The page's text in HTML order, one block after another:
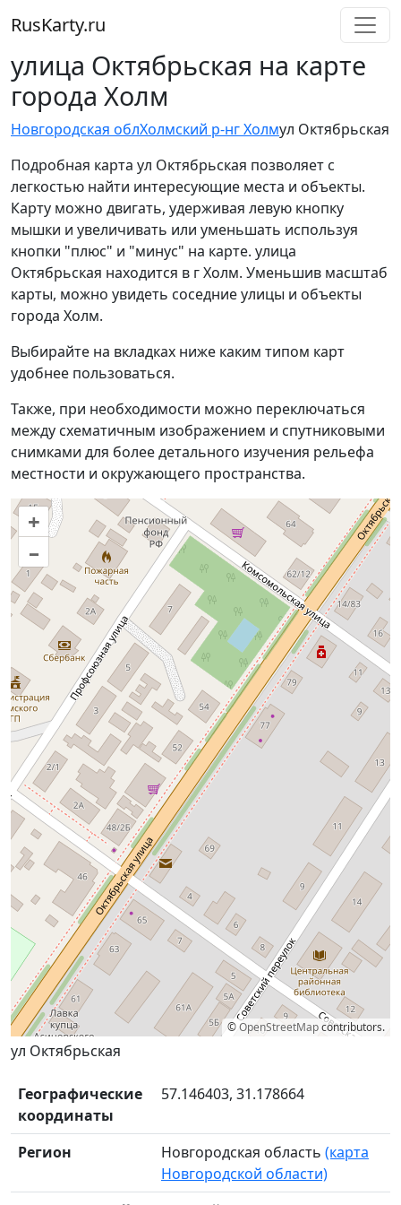
RusKarty.ru
улица Октябрьская на карте
города Холм
Новгородская облХолмский р-нг Холмул Октябрьская
Подробная карта ул Октябрьская позволяет с
легкостью найти интересующие места и объекты.
Карту можно двигать, удерживая левую кнопку
мышки и увеличивать или уменьшать используя
кнопки "плюс" и "минус" на карте. улица
Октябрьская находится в г Холм. Уменьшив масштаб
карты, можно увидеть соседние улицы и объекты
города Холм.
Выбирайте на вкладках ниже каким типом карт
удобнее пользоваться.
Также, при необходимости можно переключаться
между схематичным изображением и спутниковыми
снимками для более детального изучения рельефа
местности и окружающего пространства.
+
–
©OpenStreetMapcontributors.
ул Октябрьская
Географические
координаты
57.146403, 31.178664
Регион Новгородская область (карта
Новгородской области)